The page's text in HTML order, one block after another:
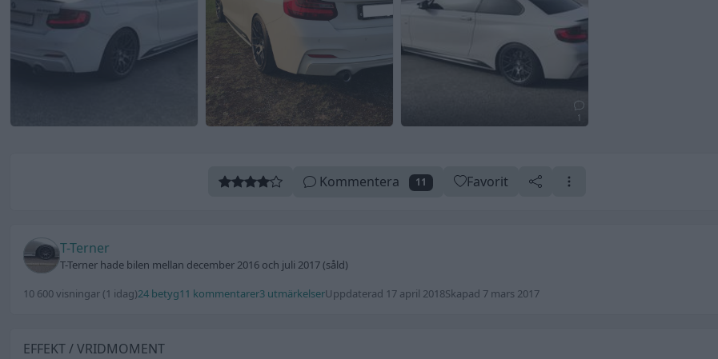
1
Kommentera 11 Favorit
T-Terner
T-Terner hade bilen mellan december 2016 och juli 2017 (såld)
10 600 visningar (1 idag)24 betyg11 kommentarer3 utmärkelserUppdaterad 17 april 2018Skapad 7 mars 2017
EFFEKT / VRIDMOMENT